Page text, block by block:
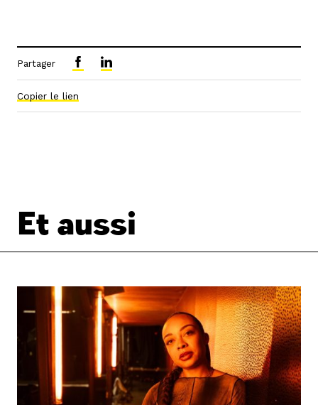
Partager
Copier le lien
Et aussi